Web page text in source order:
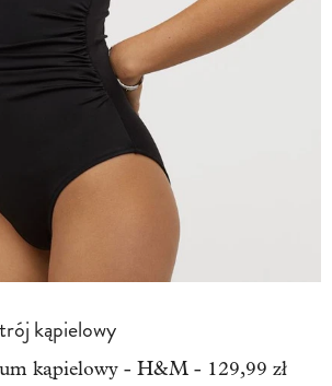
kąpielowy
kąpielowy - H&M - 129,99 zł